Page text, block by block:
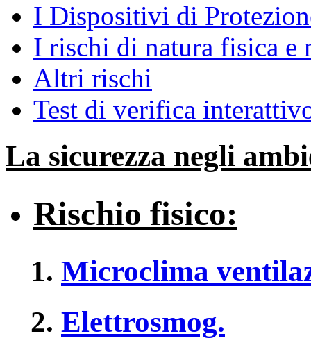
I Dispositivi di
I rischi di natura fisica e
Altri rischi
Test di verifica
La sicurezza negli
Rischio fisico:
Microclima
Elettrosmog.